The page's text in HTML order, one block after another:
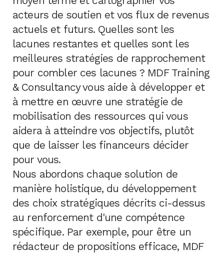
acteurs de soutien et vos flux de revenus
actuels et futurs. Quelles sont les
lacunes restantes et quelles sont les
meilleures stratégies de rapprochement
pour combler ces lacunes ? MDF Training
& Consultancy vous aide à développer et
à mettre en œuvre une stratégie de
mobilisation des ressources qui vous
aidera à atteindre vos objectifs, plutôt
que de laisser les financeurs décider
pour vous.
Nous abordons chaque solution de
manière holistique, du développement
des choix stratégiques décrits ci-dessus
au renforcement d'une compétence
spécifique. Par exemple, pour être un
rédacteur de propositions efficace, MDF